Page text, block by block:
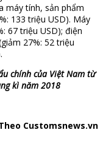
máy tính, sản phẩm
133 triệu USD). Máy
67 triệu USD); điện
27%: 52 triệu
chính của Việt Nam từ
kì năm 2018
Customsnews.vn